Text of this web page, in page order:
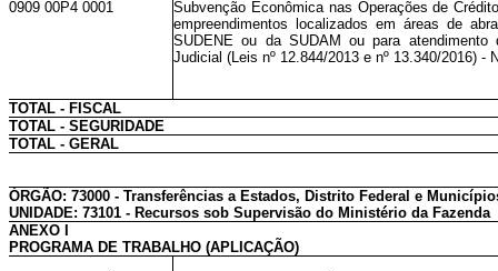
0909 00P4 0001
Subvenção Econômica nas Operações de
empreendimentos localizados em áreas de
SUDENE ou da SUDAM ou para atendimento
Judicial (Leis nº 12.844/2013 e nº 13.340/2016) -
TOTAL - FISCAL
TOTAL - SEGURIDADE
TOTAL - GERAL
ÓRGÃO: 73000 - Transferências a Estados, Distrito Federal e
UNIDADE: 73101 - Recursos sob Supervisão do Ministério da Fazenda
ANEXO I
PROGRAMA DE TRABALHO (APLICAÇÃO)